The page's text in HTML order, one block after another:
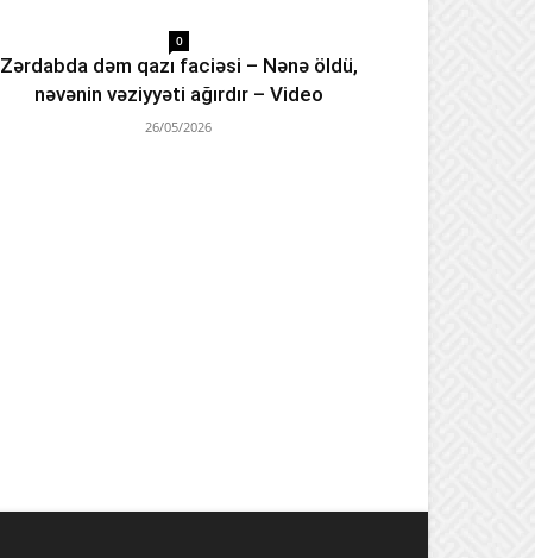
0
Zərdabda dəm qazı faciəsi – Nənə öldü,
nəvənin vəziyyəti ağırdır – Video
26/05/2026